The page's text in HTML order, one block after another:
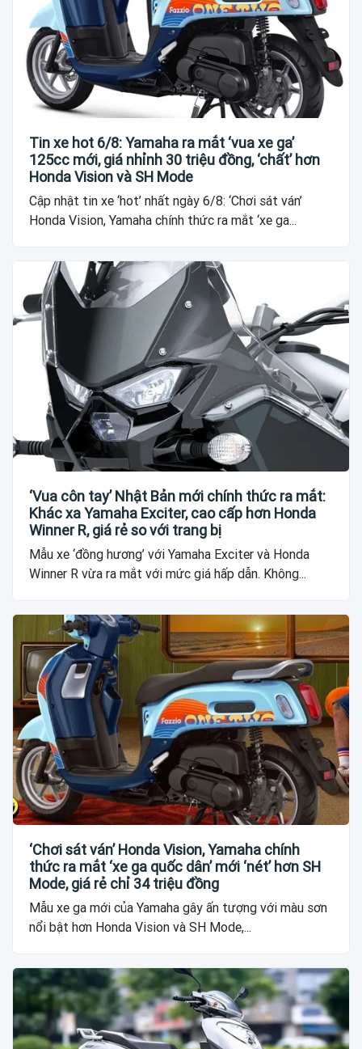
Tin xe hot 6/8: Yamaha ra mắt ‘vua xe ga’
125cc mới, giá nhỉnh 30 triệu đồng, ‘chất’ hơn
Honda Vision và SH Mode
Cập nhật tin xe ‘hot’ nhất ngày 6/8: ‘Chơi sát ván’
Honda Vision, Yamaha chính thức ra mắt ‘xe ga...
‘Vua côn tay’ Nhật Bản mới chính thức ra mắt:
Khác xa Yamaha Exciter, cao cấp hơn Honda
Winner R, giá rẻ so với trang bị
Mẫu xe ‘đồng hương’ với Yamaha Exciter và Honda
Winner R vừa ra mắt với mức giá hấp dẫn. Không...
‘Chơi sát ván’ Honda Vision, Yamaha chính
thức ra mắt ‘xe ga quốc dân’ mới ‘nét’ hơn SH
Mode, giá rẻ chỉ 34 triệu đồng
Mẫu xe ga mới của Yamaha gây ấn tượng với màu sơn
nổi bật hơn Honda Vision và SH Mode,...